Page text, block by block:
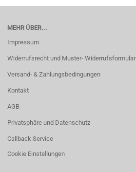
MEHR ÜBER...
Impressum
Widerrufsrecht und Muster- Widerrufsformular
Versand- & Zahlungsbedingungen
Kontakt
AGB
Privatsphäre und Datenschutz
Callback Service
Cookie Einstellungen